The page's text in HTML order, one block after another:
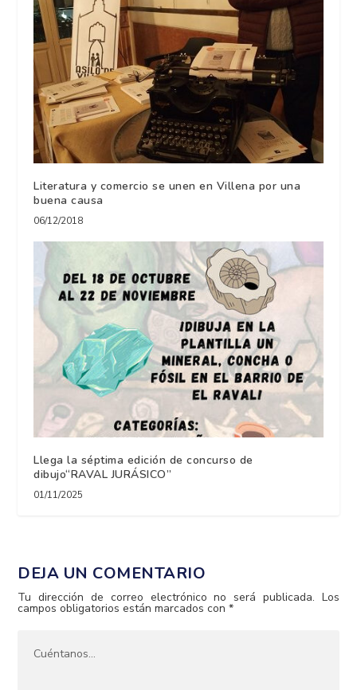
Literatura y comercio se unen en Villena por una
buena causa
06/12/2018
Llega la séptima edición de concurso de
dibujo“RAVAL JURÁSICO”
01/11/2025
DEJA UN COMENTARIO
Tu dirección de correo electrónico no será publicada. Los
campos obligatorios están marcados con*